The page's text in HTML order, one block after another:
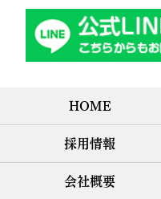
HOME
採用情報
会社概要